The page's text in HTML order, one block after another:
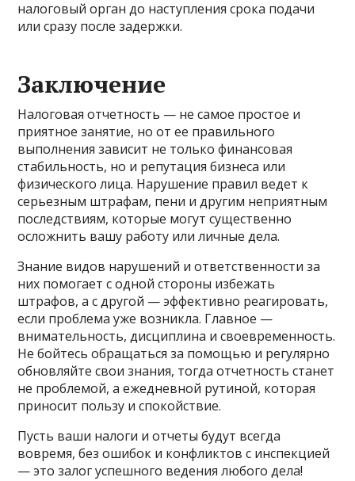
налоговый орган до наступления срока подачи
или сразу после задержки.
Заключение
Налоговая отчетность — не самое простое и
приятное занятие, но от ее правильного
выполнения зависит не только финансовая
стабильность, но и репутация бизнеса или
физического лица. Нарушение правил ведет к
серьезным штрафам, пени и другим неприятным
последствиям, которые могут существенно
осложнить вашу работу или личные дела.
Знание видов нарушений и ответственности за
них помогает с одной стороны избежать
штрафов, а с другой — эффективно реагировать,
если проблема уже возникла. Главное —
внимательность, дисциплина и своевременность.
Не бойтесь обращаться за помощью и регулярно
обновляйте свои знания, тогда отчетность станет
не проблемой, а ежедневной рутиной, которая
приносит пользу и спокойствие.
Пусть ваши налоги и отчеты будут всегда
вовремя, без ошибок и конфликтов с инспекцией
— это залог успешного ведения любого дела!